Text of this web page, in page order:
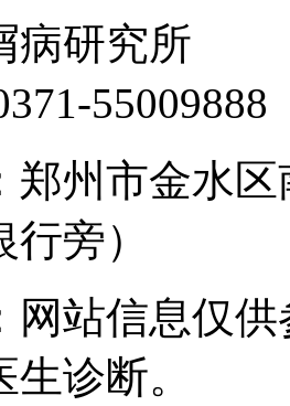
病研究所
55009888
郑州市金水
旁）
网站信息仅
诊断。